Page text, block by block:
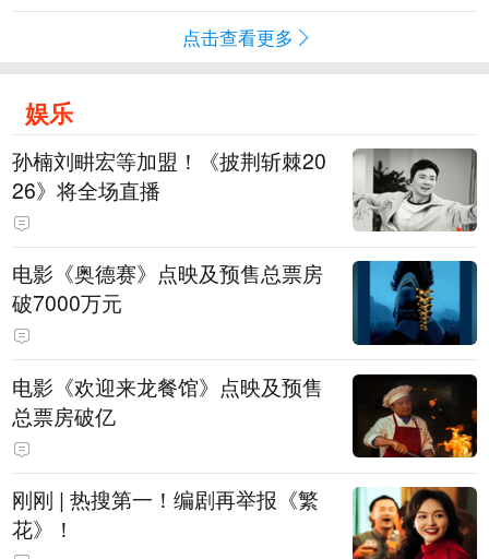
点击查看更多
娱乐
孙楠刘畊宏等加盟！《披荆斩棘20
26》将全场直播
电影《奥德赛》点映及预售总票房
破7000万元
电影《欢迎来龙餐馆》点映及预售
总票房破亿
刚刚 | 热搜第一！编剧再举报《繁
花》！